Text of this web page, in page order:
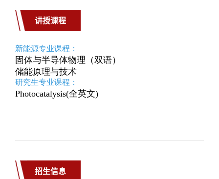
讲授课程
招生信息